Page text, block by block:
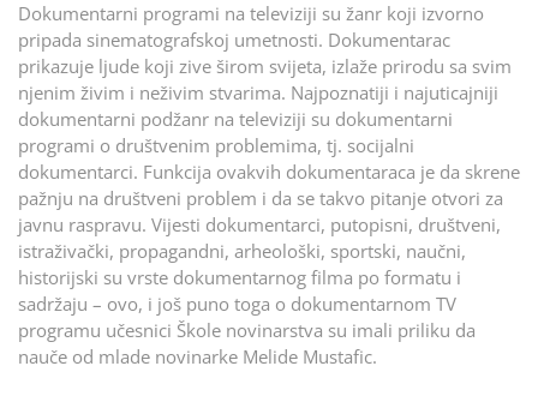
Dokumentarni programi na televiziji su žanr koji izvorno
pripada sinematografskoj umetnosti. Dokumentarac
prikazuje ljude koji zive širom svijeta, izlaže prirodu sa svim
njenim živim i neživim stvarima. Najpoznatiji i najuticajniji
dokumentarni podžanr na televiziji su dokumentarni
programi o društvenim problemima, tj. socijalni
dokumentarci. Funkcija ovakvih dokumentaraca je da skrene
pažnju na društveni problem i da se takvo pitanje otvori za
javnu raspravu. Vijesti dokumentarci, putopisni, društveni,
istraživački, propagandni, arheološki, sportski, naučni,
historijski su vrste dokumentarnog filma po formatu i
sadržaju – ovo, i još puno toga o dokumentarnom TV
programu učesnici Škole novinarstva su imali priliku da
nauče od mlade novinarke Melide Mustafic.